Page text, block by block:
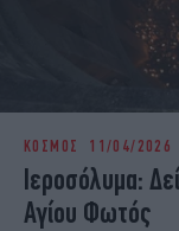
ΚΟΣΜΟΣ 11/04/2026
Ιεροσόλυμα:
Αγίου Φωτός